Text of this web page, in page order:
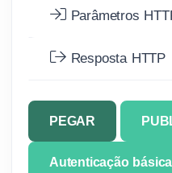
Parâmetros
Resposta HTTP
PEGAR
Autenticação básica